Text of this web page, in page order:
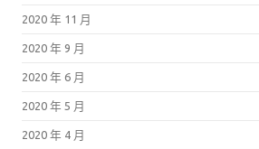
2020 年 11 月
2020 年 9 月
2020 年 6 月
2020 年 5 月
2020 年 4 月